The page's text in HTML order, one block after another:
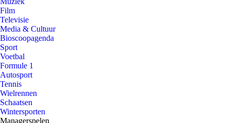
Film
Televisie
Media & Cultuur
Bioscoopagenda
Sport
Voetbal
Formule 1
Autosport
Tennis
Wielrennen
Schaatsen
Wintersporten
Managerspelen